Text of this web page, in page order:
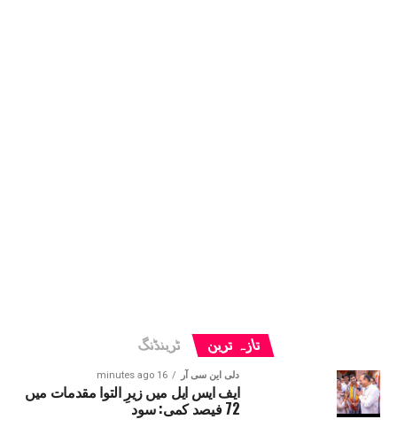
تازہ ترین ٹرینڈنگ
دلی این سی آر 16 minutes ago
ایف ایس ایل میں زیرِ التوا مقدمات میں
72 فیصد کمی: سود